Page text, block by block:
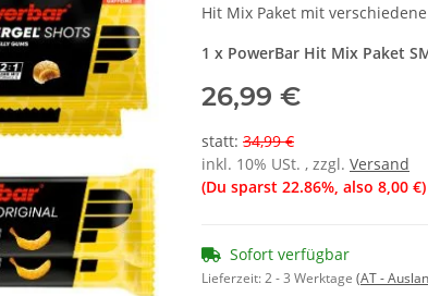
Hit Mix Paket mit
1 x PowerBar Hit Mix Paket
26,99 €
statt: 34,99 €
inkl. 10% USt. , zzgl. Versand
(Du sparst 22.86% , also 8,00 €)
Sofort verfügbar
Lieferzeit:2 - 3 Werktage (AT -